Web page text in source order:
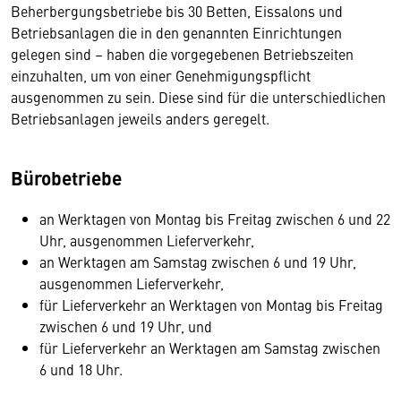
Beherbergungsbetriebe bis 30 Betten, Eissalons und
Betriebsanlagen die in den genannten Einrichtungen
gelegen sind – haben die vorgegebenen Betriebszeiten
einzuhalten, um von einer Genehmigungspflicht
ausgenommen zu sein. Diese sind für die unterschiedlichen
Betriebsanlagen jeweils anders geregelt.
Bürobetriebe
an Werktagen von Montag bis Freitag zwischen 6 und 22
Uhr, ausgenommen Lieferverkehr,
an Werktagen am Samstag zwischen 6 und 19 Uhr,
ausgenommen Lieferverkehr,
für Lieferverkehr an Werktagen von Montag bis Freitag
zwischen 6 und 19 Uhr, und
für Lieferverkehr an Werktagen am Samstag zwischen
6 und 18 Uhr.